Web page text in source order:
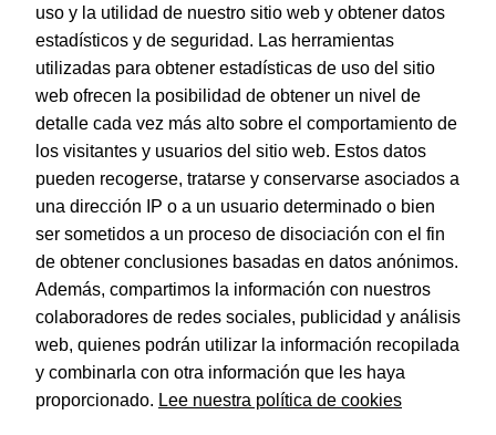
Dohe – Agenda Sintex – Día página – 14 x 20 cm. – Color
Burdeos
EAN: 8421938114027
© Dohe - Camino de Madrid, 14
28970 • Humanes de Madrid (Madrid)
ESPAÑA
uso y la utilidad de nuestro sitio web y obtener datos
estadísticos y de seguridad. Las herramientas
utilizadas para obtener estadísticas de uso del sitio
web ofrecen la posibilidad de obtener un nivel de
detalle cada vez más alto sobre el comportamiento de
los visitantes y usuarios del sitio web. Estos datos
pueden recogerse, tratarse y conservarse asociados a
una dirección IP o a un usuario determinado o bien
ser sometidos a un proceso de disociación con el fin
de obtener conclusiones basadas en datos anónimos.
Además, compartimos la información con nuestros
colaboradores de redes sociales, publicidad y análisis
web, quienes podrán utilizar la información recopilada
y combinarla con otra información que les haya
proporcionado. Lee nuestra política de cookies